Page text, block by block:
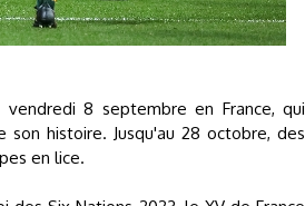
8 septembre en France, qui
histoire. Jusqu'au 28 octobre, des
en lice.